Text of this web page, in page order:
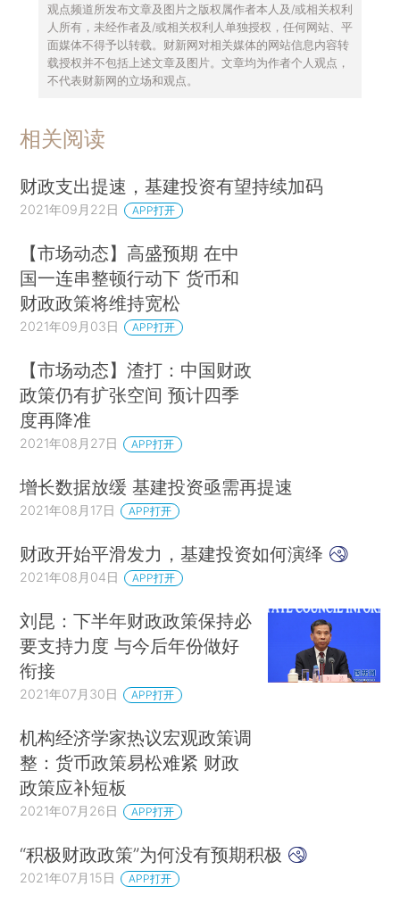
观点频道所发布文章及图片之版权属作者本人及/或相关权利
人所有，未经作者及/或相关权利人单独授权，任何网站、平
面媒体不得予以转载。财新网对相关媒体的网站信息内容转
载授权并不包括上述文章及图片。文章均为作者个人观点，
不代表财新网的立场和观点。
相关阅读
财政支出提速，基建投资有望持续加码
2021年09月22日 APP打开
【市场动态】高盛预期 在中
国一连串整顿行动下 货币和
财政政策将维持宽松
2021年09月03日 APP打开
【市场动态】渣打：中国财政
政策仍有扩张空间 预计四季
度再降准
2021年08月27日 APP打开
增长数据放缓 基建投资亟需再提速
2021年08月17日 APP打开
财政开始平滑发力，基建投资如何演绎
2021年08月04日 APP打开
刘昆：下半年财政政策保持必
要支持力度 与今后年份做好
衔接
2021年07月30日 APP打开
机构经济学家热议宏观政策调
整：货币政策易松难紧 财政
政策应补短板
2021年07月26日 APP打开
“积极财政政策”为何没有预期积极
2021年07月15日 APP打开